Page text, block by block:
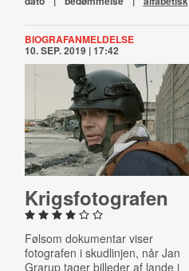
BIOGRAFANMELDELSE
10. SEP. 2019 | 17:42
Krigs­fo­to­gra­fen
Følsom dokumentar viser
fotografen i skudlinjen, når Jan
Grarup tager billeder af lande i